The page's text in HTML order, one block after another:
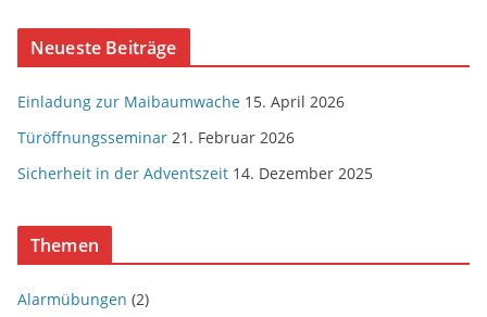
Neueste Beiträge
Einladung zur Maibaumwache 15. April 2026
Türöffnungsseminar 21. Februar 2026
Sicherheit in der Adventszeit 14. Dezember 2025
Themen
Alarmübungen (2)